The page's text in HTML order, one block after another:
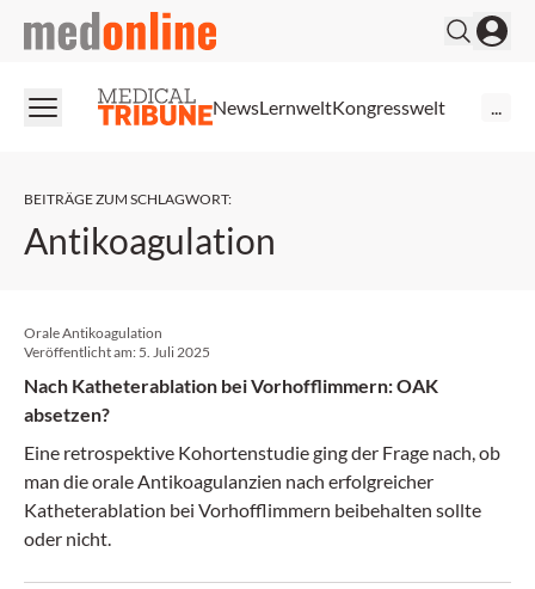
medonline
NewsLernweltKongresswelt
BEITRÄGE ZUM SCHLAGWORT:
Antikoagulation
Orale Antikoagulation
Veröffentlicht am: 5. Juli 2025
Nach Katheterablation bei Vorhofflimmern: OAK
absetzen?
Eine retrospektive Kohortenstudie ging der Frage nach, ob
man die orale Antikoagulanzien nach erfolgreicher
Katheterablation bei Vorhofflimmern beibehalten sollte
oder nicht.